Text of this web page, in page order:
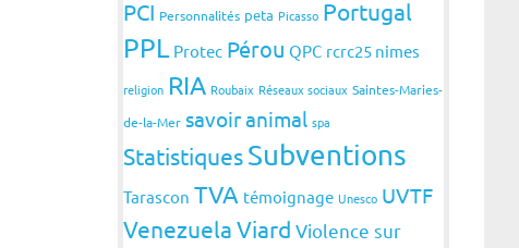
PCI Personnalités peta Picasso Portugal
PPL Protec Pérou QPC rcrc25 nimes
religion RIA Roubaix Réseaux sociaux Saintes-Maries-
de-la-Mer savoir animal spa
StatistiquesSubventions
Tarascon TVA témoignage Unesco UVTF
VenezuelaViard Violence sur